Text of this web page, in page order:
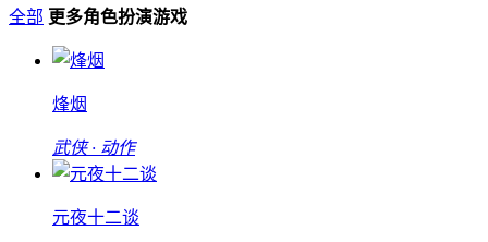
全部 更多角色扮演游戏
烽烟
武侠 · 动作
元夜十二谈